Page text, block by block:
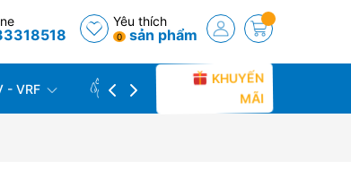
Yêu thích
0 sản phẩm
- VRF CÔNG TRÌNH THỰC TẾ
KHUYẾN
MÃI